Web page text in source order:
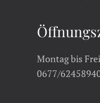
Montag bis
0677/